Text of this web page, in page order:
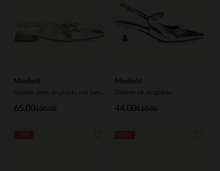
Manfield
130.00
65.00
Manfield
Zilveren lak slingbacks
110.00
44.00